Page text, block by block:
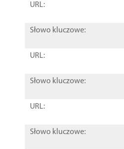
URL:
Słowo kluczowe:
URL:
Słowo kluczowe:
URL:
Słowo kluczowe: